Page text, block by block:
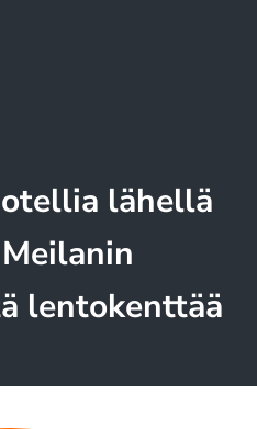
lähellä
lentokenttää